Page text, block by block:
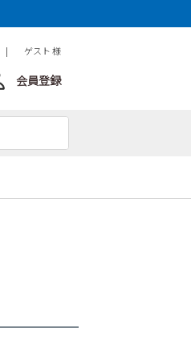
| ゲスト 様
会員登録